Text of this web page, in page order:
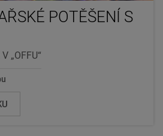
POTĚŠENÍ S
„OFFU“